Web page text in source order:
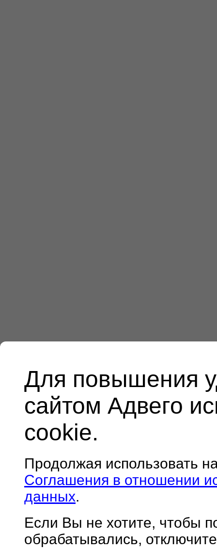
Для повышения
сайтом Адвего
cookie.
Продолжая использовать
Соглашения в отношении
данных.
Если Вы не хотите, чтобы
обрабатывались,